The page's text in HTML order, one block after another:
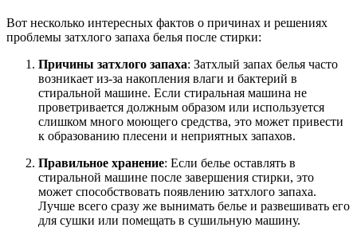
Вот несколько интересных фактов о причинах и решениях
проблемы затхлого запаха белья после стирки:
Причины затхлого запаха: Затхлый запах белья часто
возникает из-за накопления влаги и бактерий в
стиральной машине. Если стиральная машина не
проветривается должным образом или используется
слишком много моющего средства, это может привести
к образованию плесени и неприятных запахов.
Правильное хранение: Если белье оставлять в
стиральной машине после завершения стирки, это
может способствовать появлению затхлого запаха.
Лучше всего сразу же вынимать белье и развешивать его
для сушки или помещать в сушильную машину.